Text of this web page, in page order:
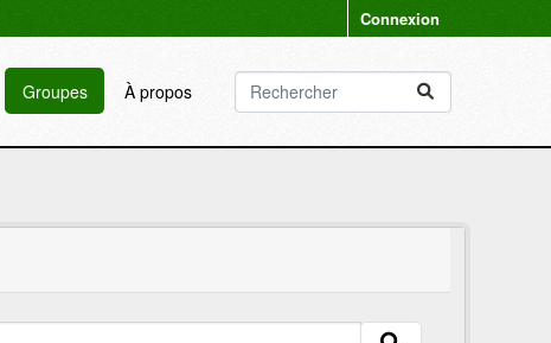
Connexion
Groupes À propos